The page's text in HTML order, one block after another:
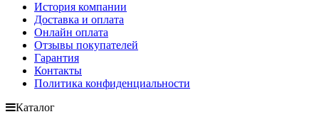
История компании
Доставка и оплата
Онлайн оплата
Отзывы покупателей
Гарантия
Контакты
Политика конфиденциальности
Каталог